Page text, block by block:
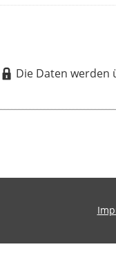
Die Daten werden